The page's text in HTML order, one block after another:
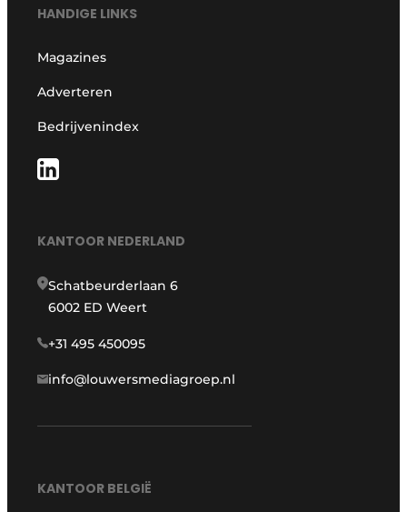
HANDIGE LINKS
Magazines
Adverteren
Bedrijvenindex
KANTOOR NEDERLAND
Schatbeurderlaan 6
6002 ED Weert
+31 495 450095
info@louwersmediagroep.nl
KANTOOR BELGIË